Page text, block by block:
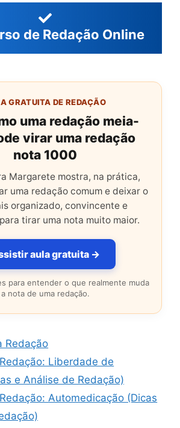
de Redação Online
GRATUITA DE REDAÇÃO
uma redação meia-
virar uma redação
nota 1000
Margarete mostra, na prática,
uma redação comum e deixar o
organizado, convincente e
tirar uma nota muito maior.
aula gratuita →
para entender o que realmente muda
a nota de uma redação.
Redação
Liberdade de
e Análise de Redação)
Automedicação (Dicas